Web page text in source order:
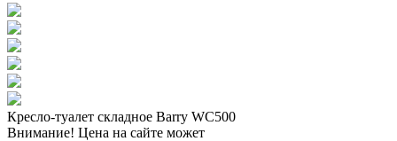
Кресло-туалет складное Barry WC500
Внимание! Цена на сайте может